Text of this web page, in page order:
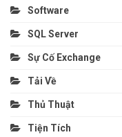
Software
SQL Server
Sự Cố Exchange
Tải Về
Thủ Thuật
Tiện Tích